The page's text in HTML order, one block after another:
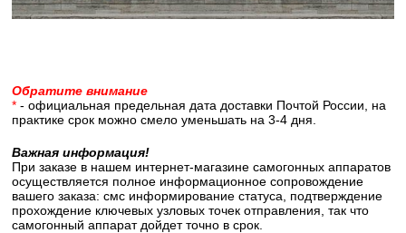
Обратите внимание
* - официальная предельная дата доставки Почтой России, на
практике срок можно смело уменьшать на 3-4 дня.
Важная информация!
При заказе в нашем интернет-магазине самогонных аппаратов
осуществляется полное информационное сопровождение
вашего заказа: смс информирование статуса, подтверждение
прохождение ключевых узловых точек отправления, так что
самогонный аппарат дойдет точно в срок.